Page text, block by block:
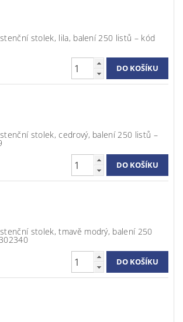
stolek, lila, balení 250 listů – kód
stolek, cedrový, balení 250 listů –
stolek, tmavě modrý, balení 250